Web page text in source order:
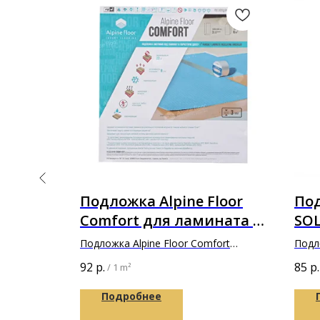
Подложка Alpine Floor
Comfort для ламината в
толщине 3мм
Подложка Alpine Floor Comfort
92 р. / 1 m²
Подробнее
85 р.